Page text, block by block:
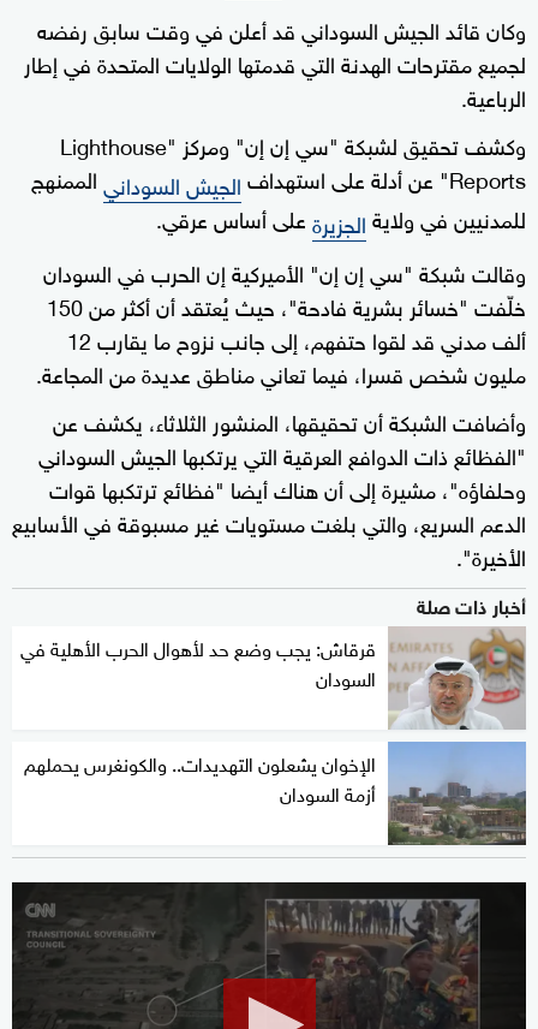
وكان قائد الجيش السوداني قد أعلن في وقت سابق رفضه
لجميع مقترحات الهدنة التي قدمتها الولايات المتحدة في إطار
الرباعية.
وكشف تحقيق لشبكة "سي إن إن" ومركز "Lighthouse
Reports" عن أدلة على استهداف
الجيش السودانيالممنهج
للمدنيين في ولايةالجزيرةعلى أساس عرقي.
وقالت شبكة "سي إن إن" الأميركية إن الحرب في السودان
خلّفت "خسائر بشرية فادحة"، حيث يُعتقد أن أكثر من 150
ألف مدني قد لقوا حتفهم، إلى جانب نزوح ما يقارب 12
مليون شخص قسرا، فيما تعاني مناطق عديدة من المجاعة.
وأضافت الشبكة أن تحقيقها، المنشور الثلاثاء، يكشف عن
"الفظائع ذات الدوافع العرقية التي يرتكبها الجيش السوداني
وحلفاؤه"، مشيرة إلى أن هناك أيضا "فظائع ترتكبها قوات
الدعم السريع، والتي بلغت مستويات غير مسبوقة في الأسابيع
الأخيرة".
أخبار ذات صلة
قرقاش: يجب وضع حد لأهوال الحرب الأهلية في
السودان
الإخوان يشعلون التهديدات.. والكونغرس يحملهم
أزمة السودان
seconds
of
minutes,